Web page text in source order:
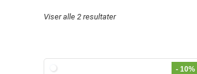
Viser alle 2 resultater
- 10%